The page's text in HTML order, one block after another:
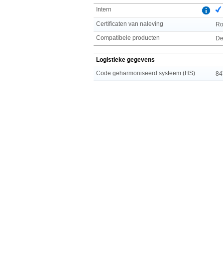
Intern
Certificaten van naleving
Compatibele producten
Logistieke gegevens
Code geharmoniseerd systeem (HS)